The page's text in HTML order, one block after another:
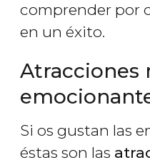
comprender por
en un éxito.
Atracciones
Si os gustan las
éstas son las